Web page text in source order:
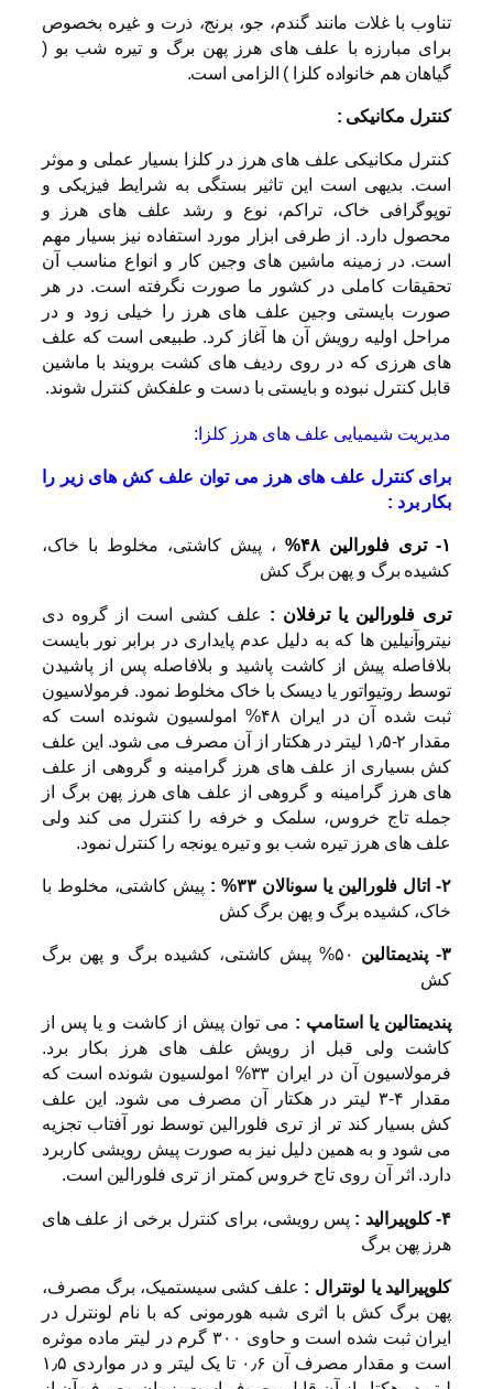
تناوب با غلات مانند گندم، جو، برنج، ذرت و غیره بخصوص
برای مبارزه با علف های هرز پهن برگ و تیره شب بو (
گیاهان هم خانواده کلزا ) الزامی است.
کنترل مکانیکی :
کنترل مکانیکی علف های هرز در کلزا بسیار عملی و موثر
است. بدیهی است این تاثیر بستگی به شرایط فیزیکی و
توپوگرافی خاک، تراکم، نوع و رشد علف های هرز و
محصول دارد. از طرفی ابزار مورد استفاده نیز بسیار مهم
است. در زمینه ماشین های وجین کار و انواع مناسب آن
تحقیقات کاملی در کشور ما صورت نگرفته است. در هر
صورت بایستی وجین علف های هرز را خیلی زود و در
مراحل اولیه رویش آن ها آغاز کرد. طبیعی است که علف
های هرزی که در روی ردیف های کشت برویند با ماشین
قابل کنترل نبوده و بایستی با دست و علفکش کنترل شوند.
مدیریت شیمیایی علف های هرز کلزا:
برای کنترل علف های هرز می توان علف کش های زیر را
بکار برد :
۱- تری فلورالین ۴۸% ، پیش کاشتی، مخلوط با خاک،
کشیده برگ و پهن برگ کش
تری فلورالین یا ترفلان : علف کشی است از گروه دی
نیتروآنیلین ها که به دلیل عدم پایداری در برابر نور بایست
بلافاصله پیش از کاشت پاشید و بلافاصله پس از پاشیدن
توسط روتیواتور یا دیسک با خاک مخلوط نمود. فرمولاسیون
ثبت شده آن در ایران ۴۸% امولسیون شونده است که
مقدار ۲-۱٫۵ لیتر در هکتار از آن مصرف می شود. این علف
کش بسیاری از علف های هرز گرامینه و گروهی از علف
های هرز گرامینه و گروهی از علف های هرز پهن برگ از
جمله تاج خروس، سلمک و خرفه را کنترل می کند ولی
علف های هرز تیره شب بو و تیره یونجه را کنترل نمود.
۲- اتال فلورالین یا سونالان ۳۳% :
پیش کاشتی، مخلوط با
خاک، کشیده برگ و پهن برگ کش
۳- پندیمتالین
۵۰% پیش کاشتی، کشیده برگ و پهن برگ
کش
پندیمتالین یا استامپ : می توان پیش از کاشت و یا پس از
کاشت ولی قبل از رویش علف های هرز بکار برد.
فرمولاسیون آن در ایران ۳۳% امولسیون شونده است که
مقدار ۴-۳ لیتر در هکتار آن مصرف می شود. این علف
کش بسیار کند تر از تری فلورالین توسط نور آفتاب تجزیه
می شود و به همین دلیل نیز به صورت پیش رویشی کاربرد
دارد. اثر آن روی تاج خروس کمتر از تری فلورالین است.
۴- کلوپیرالید :
پس رویشی، برای کنترل برخی از علف های
هرز پهن برگ
کلوپیرالید یا لونترال : علف کشی سیستمیک، برگ مصرف،
پهن برگ کش با اثری شبه هورمونی که با نام لونترل در
ایران ثبت شده است و حاوی ۳۰۰ گرم در لیتر ماده موثره
است و مقدار مصرف آن ۰٫۶ تا یک لیتر و در مواردی ۱٫۵